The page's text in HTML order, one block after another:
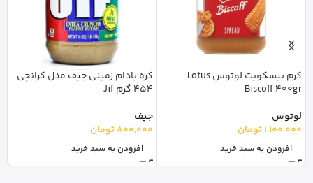
کرم بیسکویت لوتوس Lotus
Biscoff 400gr
لوتوس
1,100,000تومان
افزودن به سبد خرید
کره بادام زمینی جیف مدل کرانچی
454 گرم Jif
جیف
800,000تومان
افزودن به سبد خرید